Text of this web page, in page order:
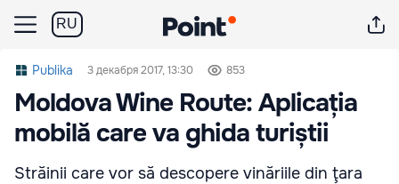
RU
Publika 3 декабря 2017, 13:30 853
Moldova Wine Route: Aplicația
mobilă care va ghida turiștii
Străinii care vor să descopere vinăriile din ţara